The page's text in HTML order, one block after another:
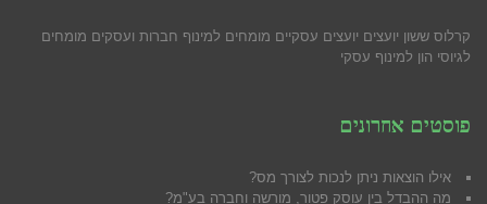
קרלוס ששון יועצים יועצים עסקיים מומחים למינוף חברות ועסקים מומחים
לגיוסי הון למינוף עסקי
פוסטים אחרונים
אילו הוצאות ניתן לנכות לצורך מס?
מה ההבדל בין עוסק פטור, מורשה וחברה בע"מ?